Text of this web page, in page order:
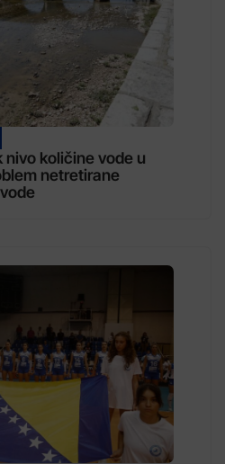
nivo količine vode u
netretirane